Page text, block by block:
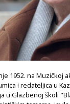
1952. na Muzičkoj
i redateljica u
u Glazbenoj školi